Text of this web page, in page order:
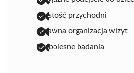
czystość przychodni
sprawna organizacja wizyt
bezbolesne badania